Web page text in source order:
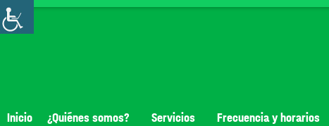
Inicio
¿Quiénes somos? Servicios Frecuencia y horarios